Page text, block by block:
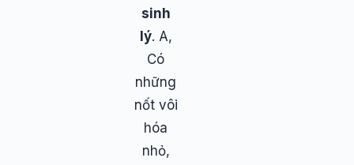
sinh
lý. A,
Có
những
nốt vôi
hóa
nhỏ,